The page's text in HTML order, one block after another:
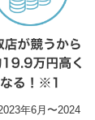
年6月〜2024